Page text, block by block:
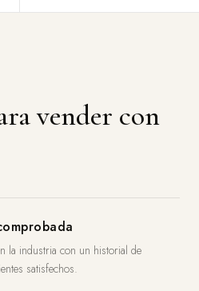
vender con
la industria con un historial de
satisfechos.